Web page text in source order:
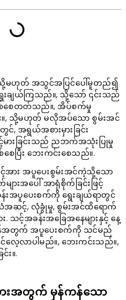
သို့မဟုတ် အသွင်အပြင်ပေါ်မူတည်၍
းချယ်ကြသည်။, သို့သော် ၎င်းသည်
စေတတ်သည်။, အိပ်စက်မှု
။, သို့မဟုတ် မလိုအပ်သော စွမ်းအင်
တွင်, အရွယ်အစားမှားခြင်း
ားခြင်းသည် ညဘက်အသုံးပြုမှု
ပြီး ဘေးကင်းစေသည်။.
း အပူပေးစွမ်းအင်ကဲ့သို့သော
ားအပေါ် အာရုံစိုက်ခြင်းဖြင့်
းအပူပေးစက်ကို ရွေးချယ်ရာတွင်
ဆင့်, လုံခွုံမှု, စွမ်းအင်ထိရောက်
. သင့်အခန်းအခြေအနေများနှင့် နေ့
အတွက် အပူပေးစက်ကို သင်မည်
လာပါမည်။, ဘေးကင်းသည်။,
း။.
းအတွက် မှန်ကန်သော